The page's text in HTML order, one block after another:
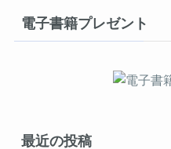
電子書籍プレゼント
最近の投稿